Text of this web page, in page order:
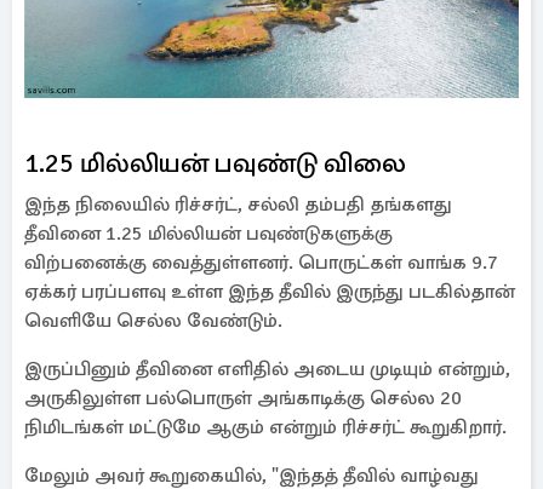
1.25 மில்லியன் பவுண்டு விலை
இந்த நிலையில் ரிச்சர்ட், சல்லி தம்பதி தங்களது
தீவினை 1.25 மில்லியன் பவுண்டுகளுக்கு
விற்பனைக்கு வைத்துள்ளனர். பொருட்கள் வாங்க 9.7
ஏக்கர் பரப்பளவு உள்ள இந்த தீவில் இருந்து படகில்தான்
வெளியே செல்ல வேண்டும்.
இருப்பினும் தீவினை எளிதில் அடைய முடியும் என்றும்,
அருகிலுள்ள பல்பொருள் அங்காடிக்கு செல்ல 20
நிமிடங்கள் மட்டுமே ஆகும் என்றும் ரிச்சர்ட் கூறுகிறார்.
மேலும் அவர் கூறுகையில், "இந்தத் தீவில் வாழ்வது